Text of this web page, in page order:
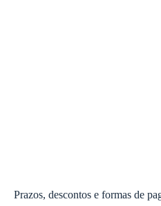
Prazos, descontos e formas de